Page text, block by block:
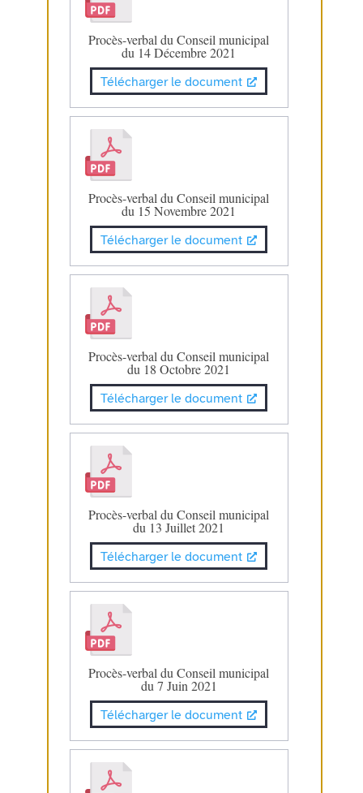
Procès-verbal du Conseil municipal
du 14 Décembre 2021
Télécharger le document
Procès-verbal du Conseil municipal
du 15 Novembre 2021
Télécharger le document
Procès-verbal du Conseil municipal
du 18 Octobre 2021
Télécharger le document
Procès-verbal du Conseil municipal
du 13 Juillet 2021
Télécharger le document
Procès-verbal du Conseil municipal
du 7 Juin 2021
Télécharger le document